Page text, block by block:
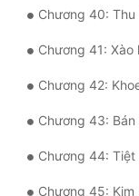
Đồng Nhân
Chương 40:
Chương 41:
Chương 42:
Chương 43:
Chương 44: Tiệt
Chương 45: